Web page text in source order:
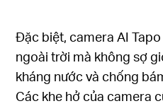
Đặc biệt, camera AI
ngoài trời mà không sợ
kháng nước và chống
Các khe hở của camera